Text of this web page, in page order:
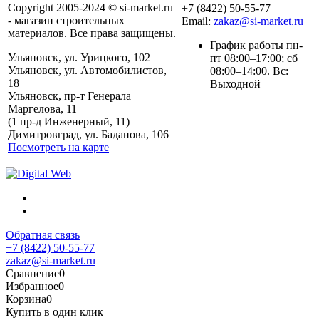
Copyright 2005-2024 © si-market.ru
- магазин строительных
материалов. Все права защищены.
Ульяновск, ул. Урицкого, 102
Ульяновск, ул. Автомобилистов,
18
Ульяновск, пр-т Генерала
Маргелова, 11
(1 пр-д Инженерный, 11)
Димитровград, ул. Баданова, 106
Посмотреть на карте
+7 (8422) 50-55-77
Email: zakaz@si-market.ru
График работы пн-
пт 08:00–17:00; сб
08:00–14:00. Вс:
Выходной
Обратная связь
+7 (8422) 50-55-77
zakaz@si-market.ru
Сравнение0
Избранное0
Корзина0
Купить в один клик